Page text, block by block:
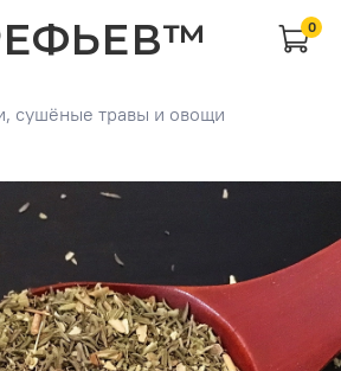
0
сушёные травы и овощи